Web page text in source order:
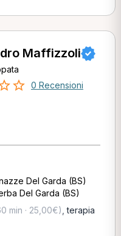
Maffizzoli
0 Recensioni
Del Garda (BS)
Del Garda (BS)
min · 25,00€) ,terapia